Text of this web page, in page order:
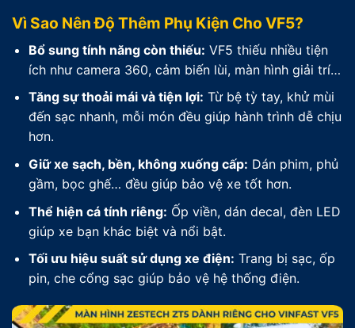
Vì Sao Nên Độ Thêm Phụ Kiện Cho VF5?
Bổ sung tính năng còn thiếu: VF5 thiếu nhiều tiện
ích như camera 360, cảm biến lùi, màn hình giải trí…
Tăng sự thoải mái và tiện lợi: Từ bệ tỳ tay, khử mùi
đến sạc nhanh, mỗi món đều giúp hành trình dễ chịu
hơn.
Giữ xe sạch, bền, không xuống cấp: Dán phim, phủ
gầm, bọc ghế… đều giúp bảo vệ xe tốt hơn.
Thể hiện cá tính riêng: Ốp viền, dán decal, đèn LED
giúp xe bạn khác biệt và nổi bật.
Tối ưu hiệu suất sử dụng xe điện: Trang bị sạc, ốp
pin, che cổng sạc giúp bảo vệ hệ thống điện.